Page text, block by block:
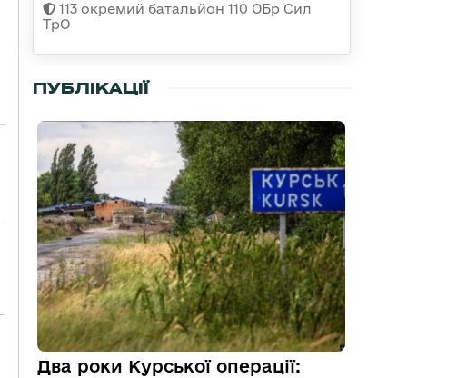
113 окремий батальйон 110 ОБр Сил
ТрО
ПУБЛІКАЦІЇ
Два роки Курської операції: